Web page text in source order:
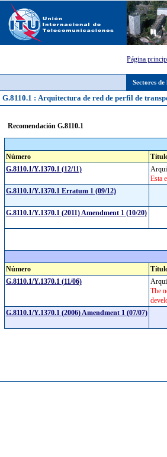
Sectores
Página
G.8110.1 : Arquitectura de red de perfil de
Recomendación G.8110.1
Número
G.8110.1/Y.1370.1 (12/11)
Esta
G.8110.1/Y.1370.1 Erratum 1 (09/12)
G.8110.1/Y.1370.1 (2011) Amendment 1 (10/20)
Número
G.8110.1/Y.1370.1 (11/06)
The
G.8110.1/Y.1370.1 (2006) Amendment 1 (07/07)